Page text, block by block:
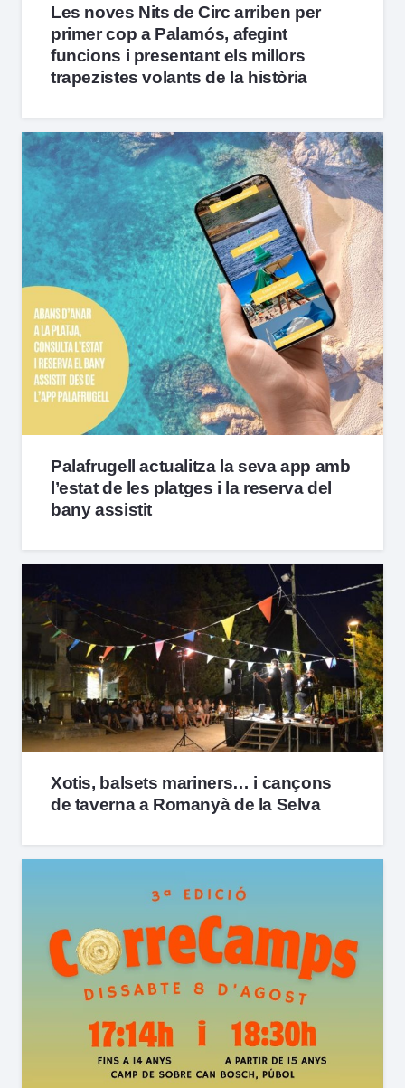
Les noves Nits de Circ arriben per
primer cop a Palamós, afegint
funcions i presentant els millors
trapezistes volants de la història
Palafrugell actualitza la seva app amb
l’estat de les platges i la reserva del
bany assistit
Xotis, balsets mariners… i cançons
de taverna a Romanyà de la Selva